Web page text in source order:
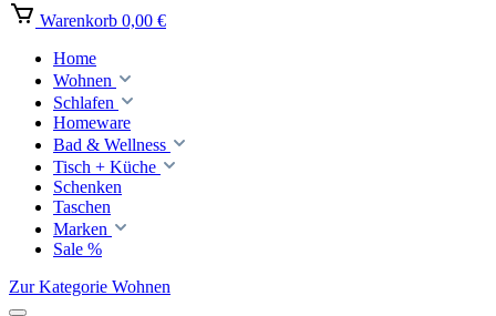
Warenkorb 0,00 €
Home
Wohnen
Schlafen
Homeware
Bad & Wellness
Tisch + Küche
Schenken
Taschen
Marken
Sale %
Zur Kategorie Wohnen